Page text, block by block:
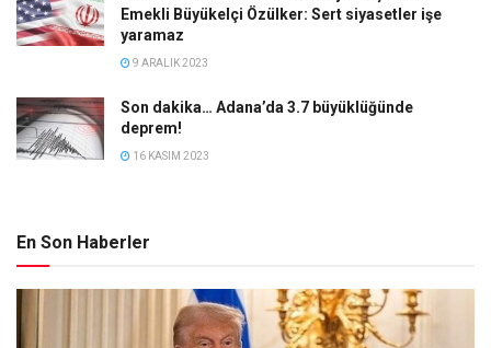
Emekli Büyükelçi Özülker: Sert siyasetler işe
yaramaz
9 ARALIK 2023
Son dakika… Adana’da 3.7 büyüklüğünde
deprem!
16 KASIM 2023
En Son Haberler